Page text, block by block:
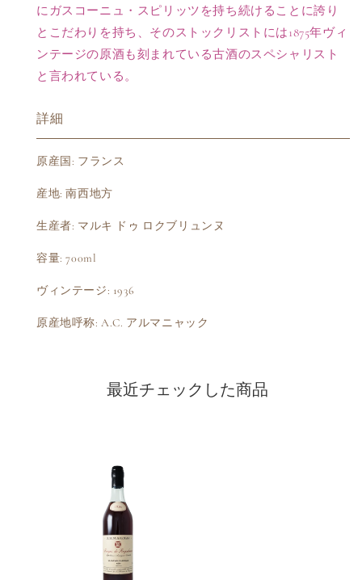
にガスコーニュ・スピリッツを持ち続けることに誇り
とこだわりを持ち、そのストックリストには1875年ヴィ
ンテージの原酒も刻まれている古酒のスペシャリスト
と言われている。
詳細
原産国: フランス
産地: 南西地方
生産者: マルキ ドゥ ロクブリュンヌ
容量: 700ml
ヴィンテージ: 1936
原産地呼称: A.C. アルマニャック
最近チェックした商品